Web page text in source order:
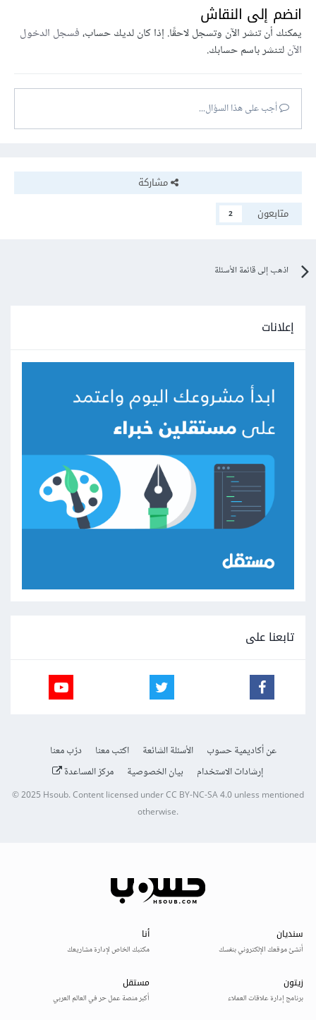
انضم إلى النقاش
يمكنك أن تنشر الآن وتسجل لاحقًا. إذا كان لديك حساب،فسجل الدخول
الآنلتنشر باسم حسابك.
أجب على هذا السؤال...
مشاركة
متابعون
2
اذهب إلى قائمة الأسئلة
إعلانات
تابعنا على
عن أكاديمية حسوب الأسئلة الشائعة اكتب معنا
درّب معنا
إرشادات الاستخدام
بيان الخصوصية مركز المساعدة
© 2025Hsoub.Content licensed underCC BY-NC-SA 4.0unless mentioned
otherwise.